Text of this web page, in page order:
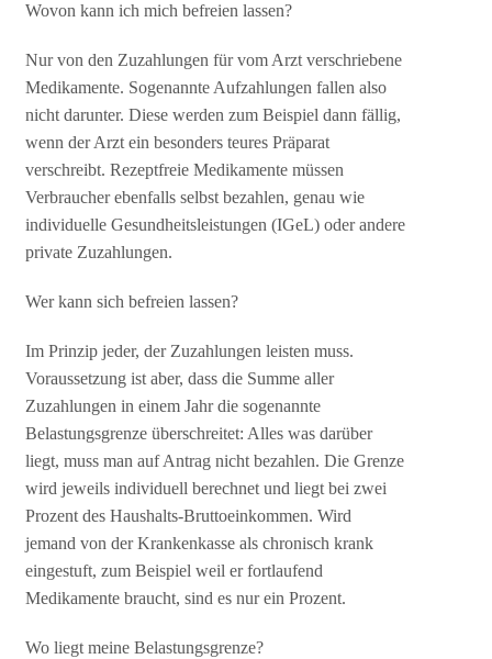
Wovon kann ich mich befreien lassen?
Nur von den Zuzahlungen für vom Arzt verschriebene
Medikamente. Sogenannte Aufzahlungen fallen also
nicht darunter. Diese werden zum Beispiel dann fällig,
wenn der Arzt ein besonders teures Präparat
verschreibt. Rezeptfreie Medikamente müssen
Verbraucher ebenfalls selbst bezahlen, genau wie
individuelle Gesundheitsleistungen (IGeL) oder andere
private Zuzahlungen.
Wer kann sich befreien lassen?
Im Prinzip jeder, der Zuzahlungen leisten muss.
Voraussetzung ist aber, dass die Summe aller
Zuzahlungen in einem Jahr die sogenannte
Belastungsgrenze überschreitet: Alles was darüber
liegt, muss man auf Antrag nicht bezahlen. Die Grenze
wird jeweils individuell berechnet und liegt bei zwei
Prozent des Haushalts-Bruttoeinkommen. Wird
jemand von der Krankenkasse als chronisch krank
eingestuft, zum Beispiel weil er fortlaufend
Medikamente braucht, sind es nur ein Prozent.
Wo liegt meine Belastungsgrenze?